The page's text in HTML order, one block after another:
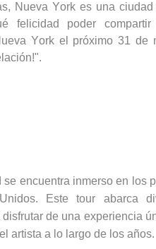
Nueva York es una
felicidad poder
York el próximo 31 de
se encuentra inmerso en los
Este tour abarca
de una experiencia
artista a lo largo de los años.